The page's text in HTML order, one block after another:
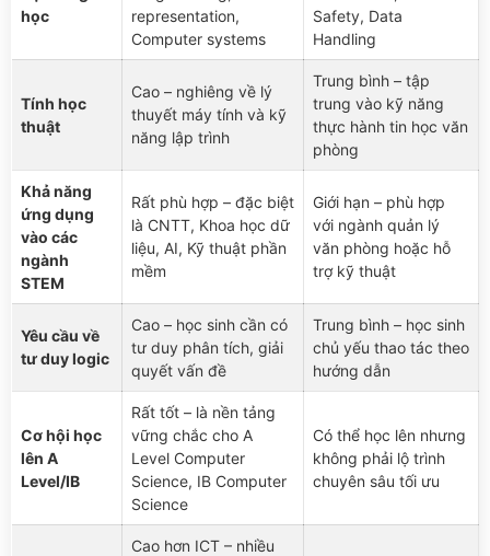
học
representation,
Computer systems
Safety, Data
Handling
Tính học
thuật
Cao – nghiêng về lý
thuyết máy tính và kỹ
năng lập trình
Trung bình – tập
trung vào kỹ năng
thực hành tin học văn
phòng
Khả năng
ứng dụng
vào các
ngành
STEM
Rất phù hợp – đặc biệt
là CNTT, Khoa học dữ
liệu, AI, Kỹ thuật phần
mềm
Giới hạn – phù hợp
với ngành quản lý
văn phòng hoặc hỗ
trợ kỹ thuật
Yêu cầu về
tư duy logic
Cao – học sinh cần có
tư duy phân tích, giải
quyết vấn đề
Trung bình – học sinh
chủ yếu thao tác theo
hướng dẫn
Cơ hội học
lên A
Level/IB
Rất tốt – là nền tảng
vững chắc cho A
Level Computer
Science, IB Computer
Science
Có thể học lên nhưng
không phải lộ trình
chuyên sâu tối ưu
Cao hơn ICT – nhiều